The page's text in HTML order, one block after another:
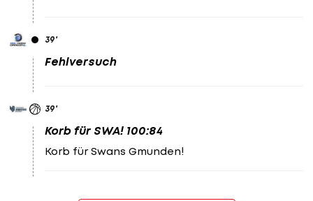
39'
Fehlversuch
39'
Korb für SWA! 100:84
Korb für Swans Gmunden!